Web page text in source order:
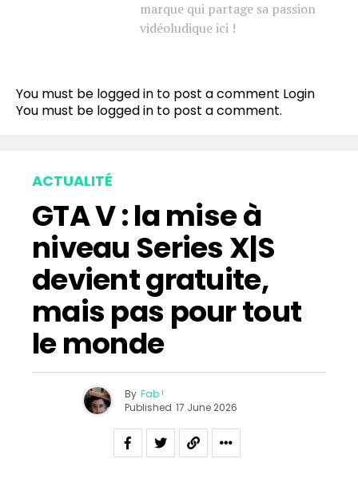
marque qui partage sa passion
vidéoludique ici !
You must be logged in to post a comment Login
You must be logged in to post a comment.
ACTUALITÉ
GTA V : la mise à
niveau Series X|S
devient gratuite,
mais pas pour tout
le monde
By Fab !
Published 17 June 2026